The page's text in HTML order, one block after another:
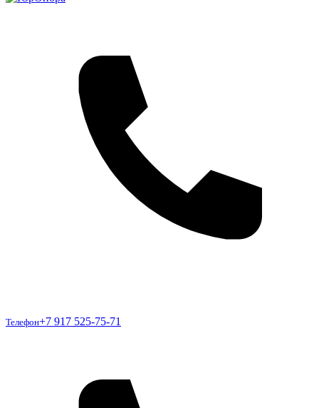
Телефон
Телефон+7 917 525-75-71